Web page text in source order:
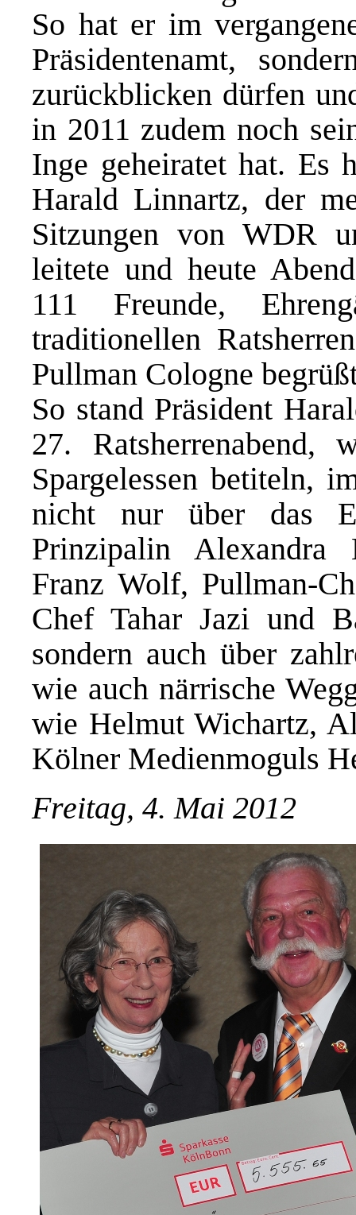
So hat er im
Präsidentenamt,
zurückblicken dürfen
in 2011 zudem noch
Inge geheiratet hat. Es
Harald Linnartz, der
Sitzungen von WDR
leitete und heute
111 Freunde,
traditionellen
Pullman Cologne
So stand Präsident
27. Ratsherrenabend,
Spargelessen betiteln,
nicht nur über das
Prinzipalin Alexandra
Franz Wolf, Pullman-
Chef Tahar Jazi und
sondern auch über
wie auch närrische
wie Helmut Wichartz,
Kölner Medienmoguls
Freitag, 4. Mai 2012